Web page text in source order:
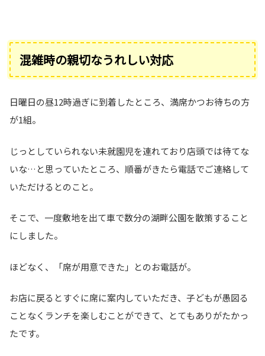
混雑時の親切なうれしい対応
日曜日の昼12時過ぎに到着したところ、満席かつお待ちの方
が1組。
じっとしていられない未就園児を連れており店頭では待てな
いな…と思っていたところ、順番がきたら電話でご連絡して
いただけるとのこと。
そこで、一度敷地を出て車で数分の湖畔公園を散策すること
にしました。
ほどなく、「席が用意できた」とのお電話が。
お店に戻るとすぐに席に案内していただき、子どもが愚図る
ことなくランチを楽しむことができて、とてもありがたかっ
たです。